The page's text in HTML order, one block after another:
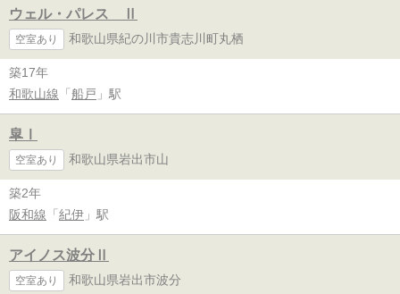
ウェル・パレス Ⅱ
空室あり 和歌山県紀の川市貴志川町丸栖
築17年
和歌山線 「 船戸 」駅
皐Ⅰ
空室あり 和歌山県岩出市山
築2年
阪和線 「 紀伊 」駅
アイノス波分Ⅱ
空室あり 和歌山県岩出市波分